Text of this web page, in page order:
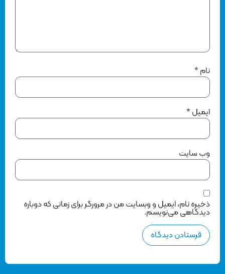
*
ایمیل*
وب‌ سایت
ذخیره نام، ایمیل و وبسایت من در مرورگر برای زمانی که دوباره
دیدگاهی می‌نویسم.